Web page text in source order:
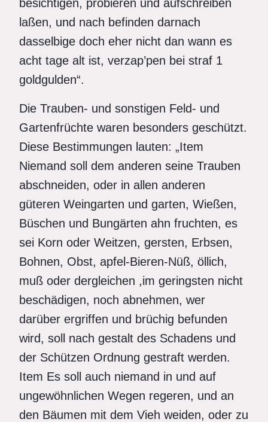
besichtigen, probieren und aufschreiben
laßen, und nach befinden darnach
dasselbige doch eher nicht dan wann es
acht tage alt ist, verzap’pen bei straf 1
goldgulden“.
Die Trauben- und sonstigen Feld- und
Gartenfrüchte waren besonders geschützt.
Diese Bestimmungen lauten: „Item
Niemand soll dem anderen seine Trauben
abschneiden, oder in allen anderen
güteren Weingarten und garten, Wießen,
Büschen und Bungärten ahn fruchten, es
sei Korn oder Weitzen, gersten, Erbsen,
Bohnen, Obst, apfel-Bieren-Nüß, öllich,
muß oder dergleichen ,im geringsten nicht
beschädigen, noch abnehmen, wer
darüber ergriffen und brüchig befunden
wird, soll nach gestalt des Schadens und
der Schützen Ordnung gestraft werden.
Item Es soll auch niemand in und auf
ungewöhnlichen Wegen regeren, und an
den Bäumen mit dem Vieh weiden, oder zu